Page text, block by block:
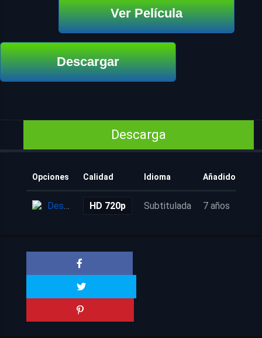
Ver Película
Descargar
Descarga
Opciones Calidad Idioma Añadido
Descarga HD 720p Subtitulada 7 años